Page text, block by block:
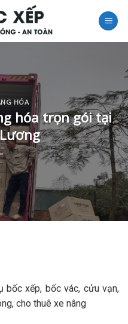
HÓA
hóa trọn gói tại
bốc xếp, bốc vác, cửu vạn,
cho thuê xe nâng